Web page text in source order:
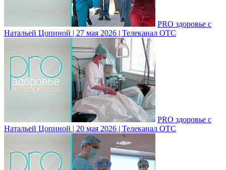
PRO здоровье с
Натальей Цопиной | 27 мая 2026 | Телеканал ОТС
PRO здоровье с
Натальей Цопиной | 20 мая 2026 | Телеканал ОТС